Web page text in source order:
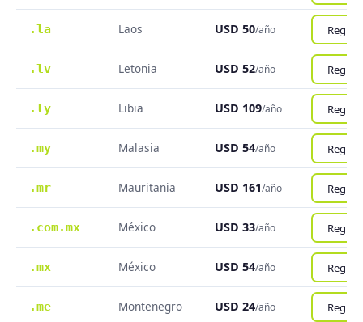
.la Laos USD 50/año
.lv Letonia USD 52/año
.ly Libia USD 109/año
.my Malasia USD 54/año
.mr Mauritania USD 161/año
.com.mx México USD 33/año
.mx México USD 54/año
.me Montenegro USD 24/año